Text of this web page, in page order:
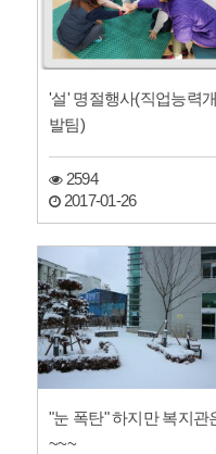
'설' 명절행사(직업능력개
발팀)
2594
2017-01-26
"눈 폭탄" 하지만 복지관은
~~~